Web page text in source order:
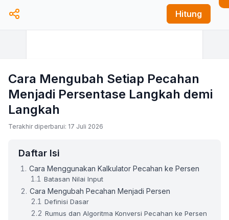
Hitung
Cara Mengubah Setiap Pecahan
Menjadi Persentase Langkah demi
Langkah
Terakhir diperbarui: 17 Juli 2026
Daftar Isi
Cara Menggunakan Kalkulator Pecahan ke Persen
Batasan Nilai Input
Cara Mengubah Pecahan Menjadi Persen
Definisi Dasar
Rumus dan Algoritma Konversi Pecahan ke Persen